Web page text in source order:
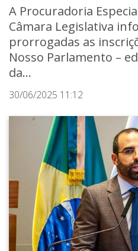
A Procuradoria
Câmara Legislativa
prorrogadas as
Nosso Parlamento –
da...
30/06/2025 11:12